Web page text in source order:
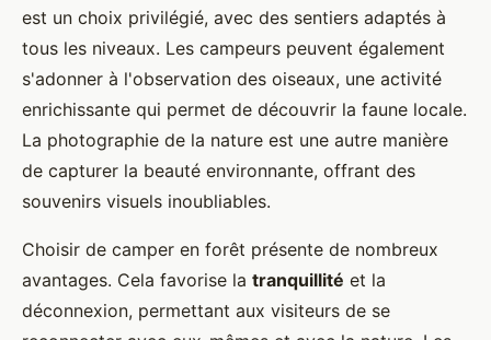
est un choix privilégié, avec des sentiers adaptés à
tous les niveaux. Les campeurs peuvent également
s'adonner à l'observation des oiseaux, une activité
enrichissante qui permet de découvrir la faune locale.
La photographie de la nature est une autre manière
de capturer la beauté environnante, offrant des
souvenirs visuels inoubliables.
Choisir de camper en forêt présente de nombreux
avantages. Cela favorise la tranquillité et la
déconnexion, permettant aux visiteurs de se